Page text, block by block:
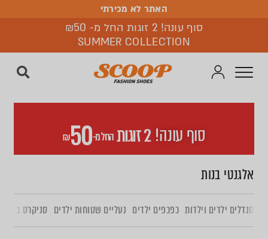
האתר לא מכירתי
האתר לא מכירתי
סוף עונה! 2 זוגות החל מ- ₪50
SUMMER COLLECTION
סוף עונה! 2 זוגות החל מ-50
₪
אלגנטי בנות
סנדלים ילדים וילדות כפכפים ילדים נעליים שטוחות ילדים סניקרס בנות